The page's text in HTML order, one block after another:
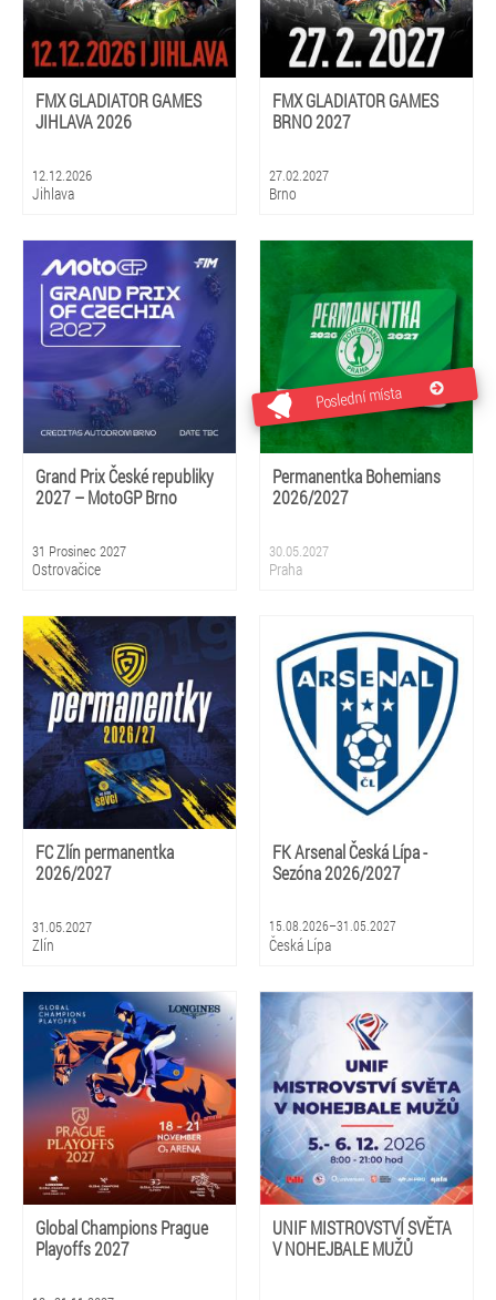
FMX GLADIATOR GAMES
JIHLAVA 2026
12.12.2026
Jihlava
FMX GLADIATOR GAMES
BRNO 2027
27.02.2027
Brno
Grand Prix České republiky
2027 – MotoGP Brno
31 Prosinec 2027
Ostrovačice
Poslední místa
Permanentka Bohemians
2026/2027
30.05.2027
Praha
FC Zlín permanentka
2026/2027
31.05.2027
Zlín
FK Arsenal Česká Lípa -
Sezóna 2026/2027
15.08.2026–31.05.2027
Česká Lípa
Global Champions Prague
Playoffs 2027
UNIF MISTROVSTVÍ SVĚTA
V NOHEJBALE MUŽŮ